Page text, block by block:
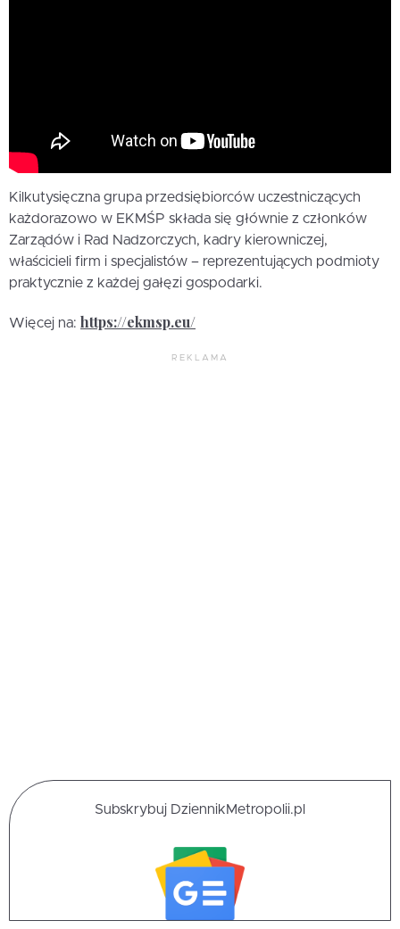
Kilkutysięczna grupa przedsiębiorców uczestniczących
każdorazowo w EKMŚP składa się głównie z członków
Zarządów i Rad Nadzorczych, kadry kierowniczej,
właścicieli firm i specjalistów – reprezentujących podmioty
praktycznie z każdej gałęzi gospodarki.
Więcej na: https://ekmsp.eu/
REKLAMA
Subskrybuj DziennikMetropolii.pl